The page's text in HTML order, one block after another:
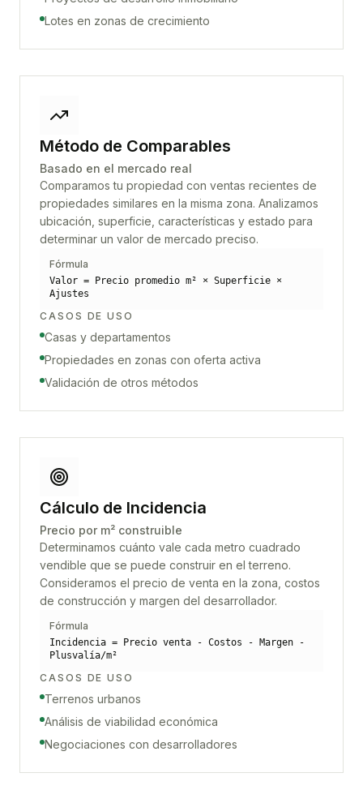
Lotes en zonas de crecimiento
Método de Comparables
Basado en el mercado real
Comparamos tu propiedad con ventas recientes de
propiedades similares en la misma zona. Analizamos
ubicación, superficie, características y estado para
determinar un valor de mercado preciso.
Fórmula
Valor = Precio promedio m² × Superficie ×
Ajustes
CASOS DE USO
Casas y departamentos
Propiedades en zonas con oferta activa
Validación de otros métodos
Cálculo de Incidencia
Precio por m² construible
Determinamos cuánto vale cada metro cuadrado
vendible que se puede construir en el terreno.
Consideramos el precio de venta en la zona, costos
de construcción y margen del desarrollador.
Fórmula
Incidencia = Precio venta - Costos - Margen -
Plusvalía/m²
CASOS DE USO
Terrenos urbanos
Análisis de viabilidad económica
Negociaciones con desarrolladores